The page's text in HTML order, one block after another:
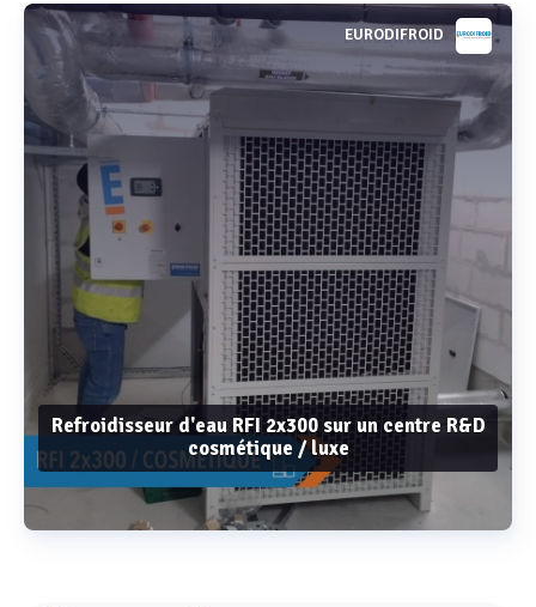
EURODIFROID
Refroidisseur d'eau RFI 2x300 sur un centre R&D
cosmétique / luxe